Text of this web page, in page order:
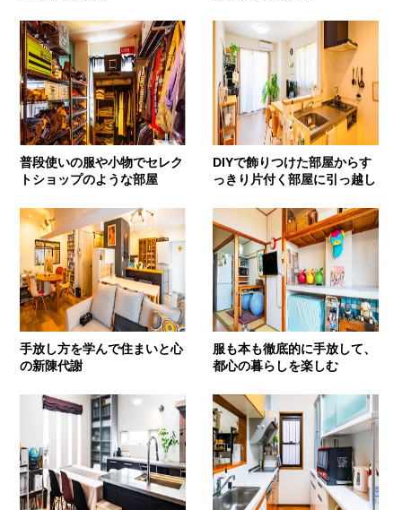
普段使いの服や小物でセレク
トショップのような部屋
DIYで飾りつけた部屋からす
っきり片付く部屋に引っ越し
手放し方を学んで住まいと心
の新陳代謝
服も本も徹底的に手放して、
都心の暮らしを楽しむ